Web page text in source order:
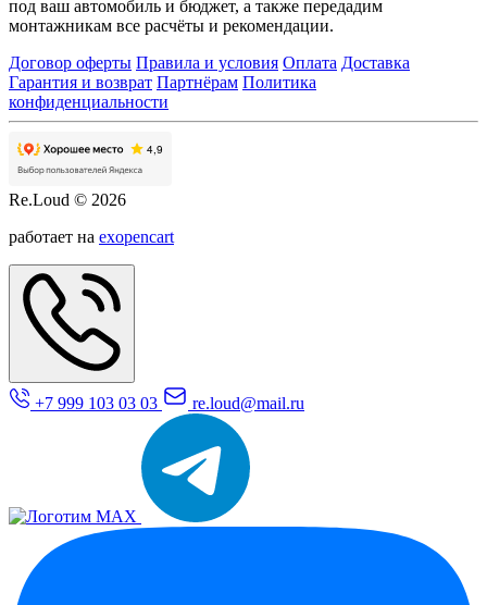
под ваш автомобиль и бюджет, а также передадим
монтажникам все расчёты и рекомендации.
Договор оферты Правила и условия Оплата Доставка
Гарантия и возврат Партнёрам Политика
конфиденциальности
Re.Loud © 2026
работает на exopencart
+7 999 103 03 03 re.loud@mail.ru